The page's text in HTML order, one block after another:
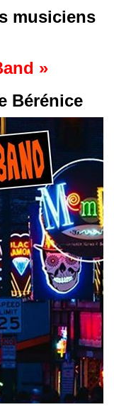
musiciens
»
Bérénice